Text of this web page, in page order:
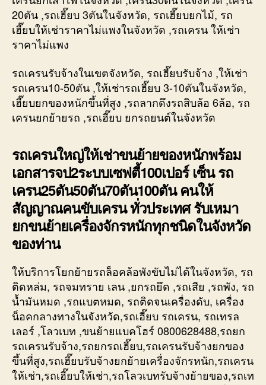
20ตัน ,รถเฮี๊ยบ 3ตันในจังหวัด, รถเฮี๊ยบยกไม้, รถ
เฮี๊ยบให้เช่าราคาไม่แพงในจังหวัด ,รถเครน ให้เช่า
ราคาไม่แพง
รถเครนรับจ้างในเขตจังหวัด, รถเฮี๊ยบรับจ้าง ,ให้เช่า
รถเครน10-50ตัน ,ให้เช่ารถเฮี๊ยบ 3-10ตันในจังหวัด,
เฮี๊ยบยกของหนักขึ้นที่สูง ,รถลากดึงรถสิบล้อ 6ล้อ, รถ
เครนยกย้ายรถ ,รถเฮี๊ยบ ยกรถยนต์ในจังหวัด
รถเครนใหญ่ให้เช่าขนย้ายของหนักพร้อม
เอกสารจป2ระบบเซฟตี้100เปอร์ เซ็น รถ
เครน25ตัน50ตัน70ตัน100ตัน คนให้
สัญญาณคนขับเครน ทั่วประเทศ รับเหมา
ยกขนย้ายเครื่องจักรหนักทุกชนิดในจังหวัด
ของท่าน
ให้บริการโยกย้ายรถล็อคล้อพังขับไม่ได้ในจังหวัด, รถ
ติดหล่ม, รถจมทราย เลน ,ยกรถยึด ,รถเสีย ,รถพัง, รถ
น้ำมันหมด ,รถแบตหมด, รถติดจนเครื่องดับ, เครื่อง
น็อคกลางทางในจังหวัด,รถเฮี๊ยบ รถเครน, รถเทรล
เลอร์ ,โลวเบท ,ขนย้ายแบคโฮร์ 0800628488,รถยก
รถเครนรับจ้าง,รถยกรถเฮี๊ยบ,รถเครนรับจ้างยกของ
ขึ้นที่สูง,รถเฮี๊ยบรับจ้างยกย้ายเครื่องจักรหนัก,รถเครน
ให้เช่า,รถเฮี๊ยบให้เช่า,รถโลวเบทรับจ้างย้ายของ,รถเท